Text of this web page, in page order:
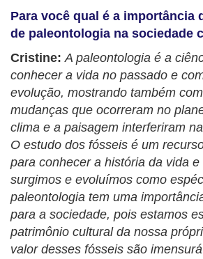
Para você qual é a importância
de paleontologia na sociedade
Cristine:A paleontologia é a
conhecer a vida no passado e
evolução, mostrando também
mudanças que ocorreram no
clima e a paisagem interferiram
O estudo dos fósseis é um
para conhecer a história da vida e
surgimos e evoluímos como
paleontologia tem uma
para a sociedade, pois estamos
patrimônio cultural da nossa
valor desses fósseis são